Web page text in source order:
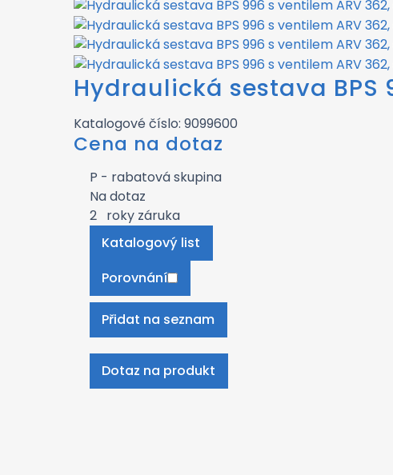
Hydraulická sestava BPS
Katalogové číslo: 9099600
Cena na dotaz
P - rabatová skupina
Na dotaz
2 roky záruka
Katalogový list
Porovnání
Přidat na seznam
Dotaz na produkt